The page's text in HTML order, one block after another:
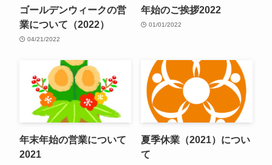
ゴールデンウィークの営
業について（2022）
04/21/2022
年始のご挨拶2022
01/01/2022
年末年始の営業について
2021
夏季休業（2021）につい
て